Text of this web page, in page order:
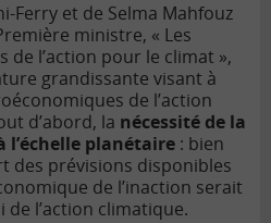
Ferry et de Selma Mahfouz
ministre, « Les
de l’action pour le climat »,
grandissante visant à
de l’action
d’abord, la nécessité de la
planétaire : bien
des prévisions disponibles
de l’inaction serait
de l’action climatique.